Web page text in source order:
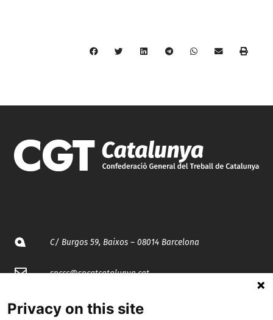
C/ Burgos 59, Baixos – 08014 Barcelona
spccc@spcgtcatalunya.cat
935 120 481
Privacy on this site